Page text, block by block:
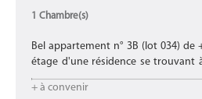
1 Chambre(s)
Bel appartement n° 3B (lot 034) de
étage d'une résidence se trouvant
d'écoles, des transports en
autoroutiers.
+ à convenir